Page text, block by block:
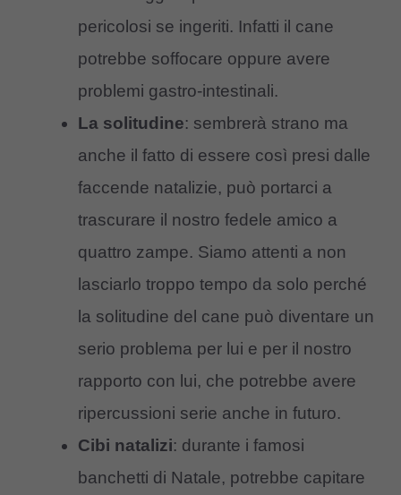
pericolosi se ingeriti. Infatti il cane
potrebbe soffocare oppure avere
problemi gastro-intestinali.
La solitudine: sembrerà strano ma
anche il fatto di essere così presi dalle
faccende natalizie, può portarci a
trascurare il nostro fedele amico a
quattro zampe. Siamo attenti a non
lasciarlo troppo tempo da solo perché
la solitudine del cane può diventare un
serio problema per lui e per il nostro
rapporto con lui, che potrebbe avere
ripercussioni serie anche in futuro.
Cibi natalizi: durante i famosi
banchetti di Natale, potrebbe capitare